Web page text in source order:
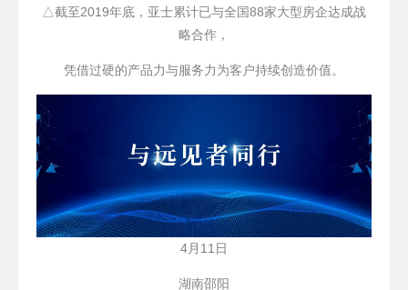
△截至2019年底，亚士累计已与全国88家大型房企达成战
略合作，
凭借过硬的产品力与服务力为客户持续创造价值。
4月11日
湖南邵阳